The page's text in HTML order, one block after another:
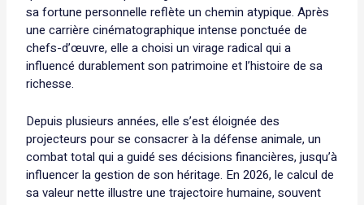
sa fortune personnelle reflète un chemin atypique. Après
une carrière cinématographique intense ponctuée de
chefs-d’œuvre, elle a choisi un virage radical qui a
influencé durablement son patrimoine et l’histoire de sa
richesse.
Depuis plusieurs années, elle s’est éloignée des
projecteurs pour se consacrer à la défense animale, un
combat total qui a guidé ses décisions financières, jusqu’à
influencer la gestion de son héritage. En 2026, le calcul de
sa valeur nette illustre une trajectoire humaine, souvent